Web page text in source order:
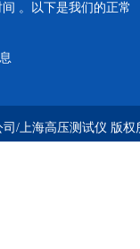
。以下是我们的正常
/上海高压测试仪 版权